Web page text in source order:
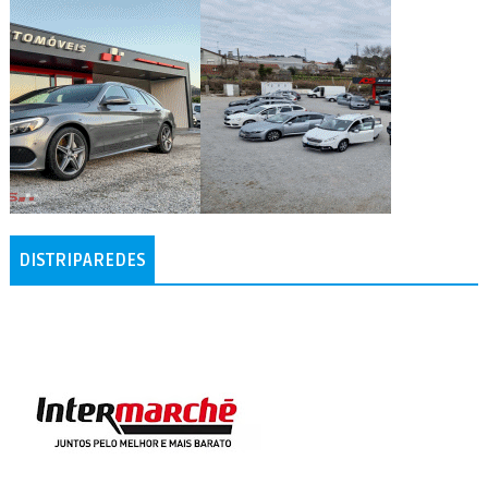
DISTRIPAREDES